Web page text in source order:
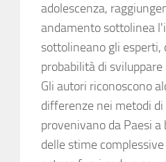
adolescenza,
andamento sottolinea
sottolineano gli
probabilità di
Gli autori riconoscono
differenze nei metodi
provenivano da Paesi
delle stime